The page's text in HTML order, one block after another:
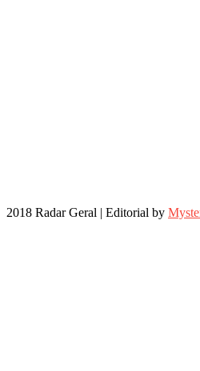
2018 Radar Geral | Editorial by